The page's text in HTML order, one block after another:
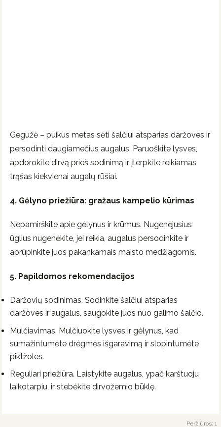
Gegužė – puikus metas sėti šalčiui atsparias daržoves ir
persodinti daugiamečius augalus. Paruoškite lysves,
apdorokite dirvą prieš sodinimą ir įterpkite reikiamas
trąšas kiekvienai augalų rūšiai.
4. Gėlyno priežiūra: gražaus kampelio kūrimas
Nepamirškite apie gėlynus ir krūmus. Nugenėjusius
ūglius nugenėkite, jei reikia, augalus persodinkite ir
aprūpinkite juos pakankamais maisto medžiagomis.
5. Papildomos rekomendacijos
Daržovių sodinimas. Sodinkite šalčiui atsparias
daržoves ir augalus, saugokite juos nuo galimo šalčio.
Mulčiavimas. Mulčiuokite lysves ir gėlynus, kad
sumažintumėte drėgmės išgaravimą ir slopintumėte
piktžoles.
Reguliari priežiūra. Laistykite augalus, ypač karštuoju
laikotarpiu, ir stebėkite dirvožemio būklę.
Peržiūros: 1